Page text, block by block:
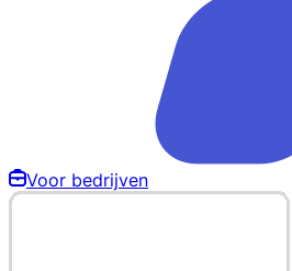
Voor bedrijven